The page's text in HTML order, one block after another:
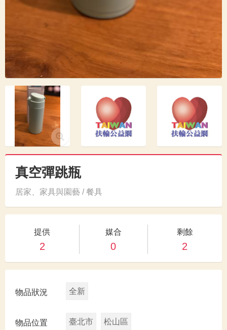
真空彈跳瓶
居家、家具與園藝 / 餐具
提供
2
媒合
0
剩餘
2
物品狀況 全新
物品位置 臺北市 松山區